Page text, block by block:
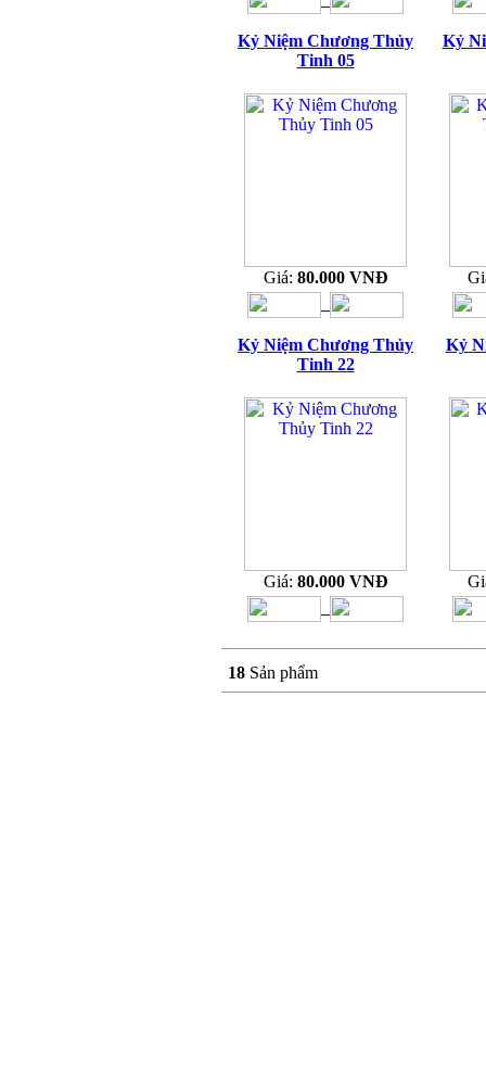
Kỷ Niệm Chương Thủy
Tinh 05
Giá: 80.000 VNĐ
Kỷ
Kỷ Niệm Chương Thủy
Tinh 22
Giá: 80.000 VNĐ
Kỷ
18 Sản phẩm